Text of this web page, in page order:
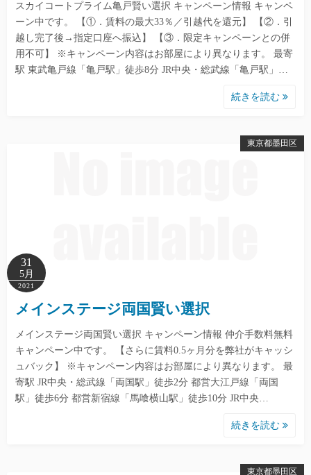
スカイコートプライム亀戸賢い選択 キャンペーン情報 キャンペ
ーン中です。 【①．賃料の最大33％／引越代を還元】 【②．引
越し完了後→指定口座へ振込】 【③．限定キャンペーンとの併
用不可】 ※キャンペーン内容はお部屋により異なります。 最寄
駅 東武亀戸線「亀戸駅」徒歩8分 JR中央・総武線「亀戸駅」…
続きを読む
東京都墨田区
31
5月
2021
メインステージ両国賢い選択
メインステージ両国賢い選択 キャンペーン情報 仲介手数料無料
キャンペーン中です。 【さらに賃料0.5ヶ月分を弊社がキャッシ
ュバック】 ※キャンペーン内容はお部屋により異なります。 最
寄駅 JR中央・総武線「両国駅」徒歩2分 都営大江戸線「両国
駅」徒歩6分 都営新宿線「馬喰横山駅」徒歩10分 JR中央…
続きを読む
東京都墨田区